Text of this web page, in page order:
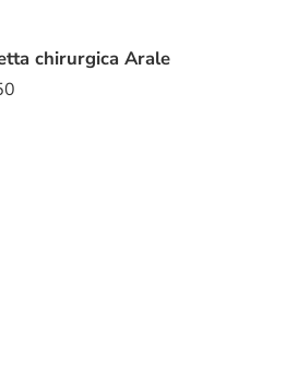
chirurgica Arale